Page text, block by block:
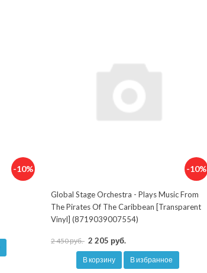
-10% -10%
Global Stage Orchestra - Plays Music From
The Pirates Of The Caribbean [Transparent
Vinyl] (8719039007554)
2 450 руб. 2 205 руб.
В корзину В избранное